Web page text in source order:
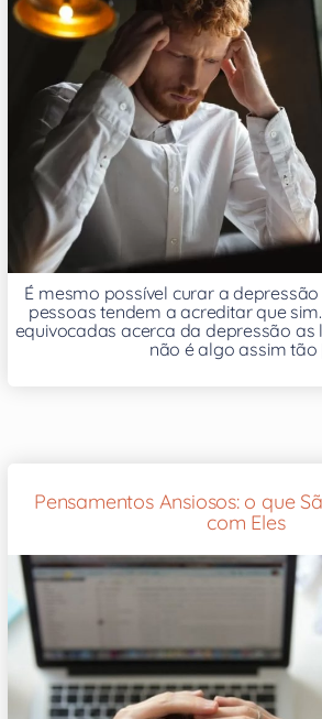
É mesmo possível curar a
pessoas tendem a acreditar que
equivocadas acerca da depressão as
não é algo assim tão
Pensamentos Ansiosos: o que
com Eles